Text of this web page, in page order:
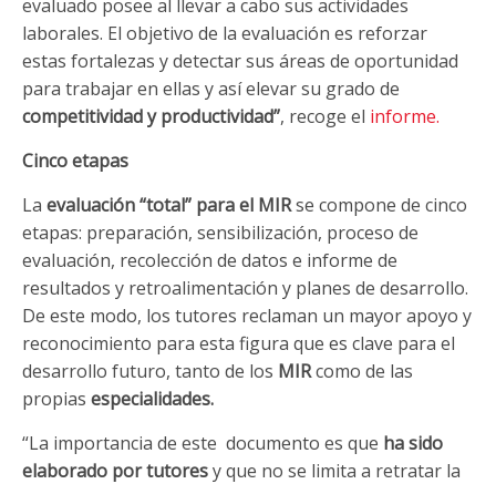
evaluado posee al llevar a cabo sus actividades
laborales. El objetivo de la evaluación es reforzar
estas fortalezas y detectar sus áreas de oportunidad
para trabajar en ellas y así elevar su grado de
competitividad y productividad”, recoge el informe.
Cinco etapas
La evaluación “total” para el MIRse compone de cinco
etapas: preparación, sensibilización, proceso de
evaluación, recolección de datos e informe de
resultados y retroalimentación y planes de desarrollo.
De este modo, los tutores reclaman un mayor apoyo y
reconocimiento para esta figura que es clave para el
desarrollo futuro, tanto de los MIRcomo de las
propias especialidades.
“La importancia de este documento es que ha sido
elaborado por tutoresy que no se limita a retratar la